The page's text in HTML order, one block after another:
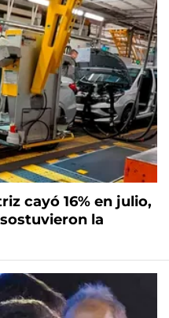
cayó 16% en julio,
la